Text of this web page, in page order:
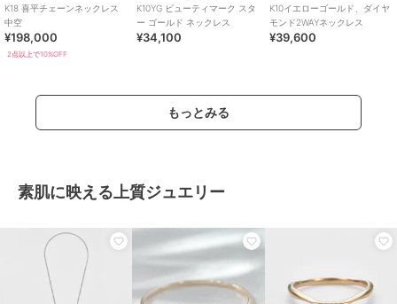
K18 喜平チェーンネックレス
中空
¥198,000
2点以上で10%OFF
K10YG ビューティマーク スタ
ー ゴールド ネックレス
¥34,100
K10イエローゴールド、ダイヤ
モンド2WAYネックレス
¥39,600
もっとみる
素肌に映える上質ジュエリー